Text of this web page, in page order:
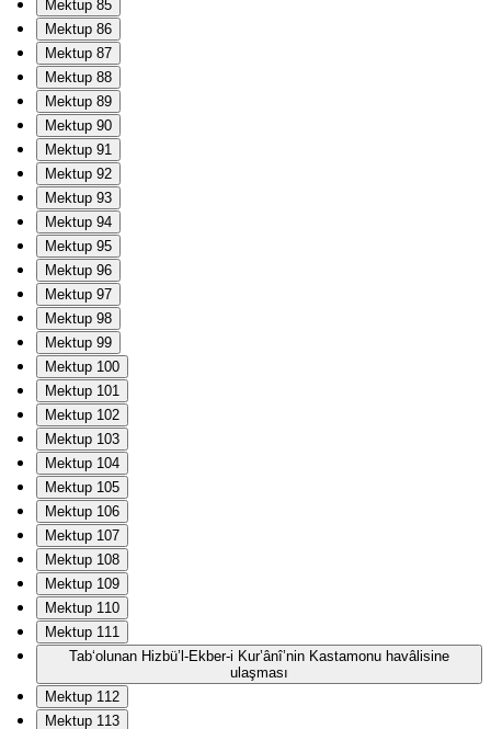
Mektup 85
Mektup 86
Mektup 87
Mektup 88
Mektup 89
Mektup 90
Mektup 91
Mektup 92
Mektup 93
Mektup 94
Mektup 95
Mektup 96
Mektup 97
Mektup 98
Mektup 99
Mektup 100
Mektup 101
Mektup 102
Mektup 103
Mektup 104
Mektup 105
Mektup 106
Mektup 107
Mektup 108
Mektup 109
Mektup 110
Mektup 111
Tab‘olunan Hizbü’l-Ekber-i Kur’ânî’nin Kastamonu havâlisine
ulaşması
Mektup 112
Mektup 113